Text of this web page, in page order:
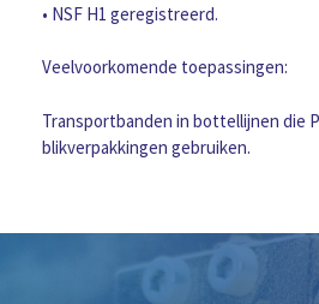
• NSF H1 geregistreerd.
Veelvoorkomende toepassingen:
Transportbanden in bottellijnen die
blikverpakkingen gebruiken.